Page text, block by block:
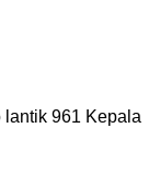
lantik 961 Kepala